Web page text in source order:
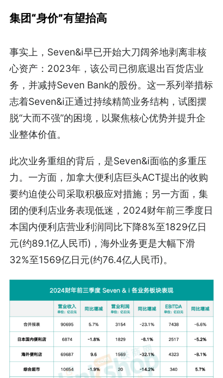
集团“身价”有望抬高
事实上，Seven&i早已开始大刀阔斧地剥离非核
心资产：2023年，该公司已彻底退出百货店业
务，并减持Seven Bank的股份。这一系列举措标
志着Seven&i正通过持续精简业务结构，试图摆
脱“大而不强”的困境，以聚焦核心优势并提升企
业整体价值。
此次业务重组的背后，是Seven&i面临的多重压
力。一方面，加拿大便利店巨头ACT提出的收购
要约迫使公司采取积极应对措施；另一方面，集
团的便利店业务表现低迷，2024财年前三季度日
本国内便利店营业利润同比下降8%至1829亿日
元(约89.1亿人民币)，海外业务更是大幅下滑
32%至1569亿日元(约76.4亿人民币)。